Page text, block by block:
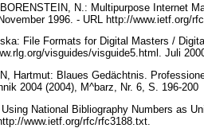
N.: Multipurpose Internet
1996. - URL http://www.ietf.org/
File Formats for Digital Masters /
visguides/visguide5.html. Juli
Hartmut: Blaues Gedächtnis.
2004 (2004), M^barz, Nr. 6, S. 196-200
National Bibliography Numbers as
www.ietf.org/rfc/rfc3188.txt.